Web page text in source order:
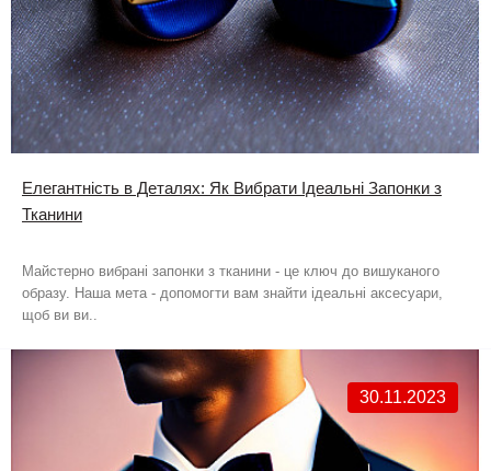
Елегантність в Деталях: Як Вибрати Ідеальні Запонки з
Тканини
Майстерно вибрані запонки з тканини - це ключ до вишуканого
образу. Наша мета - допомогти вам знайти ідеальні аксесуари,
щоб ви ви..
30.11.2023